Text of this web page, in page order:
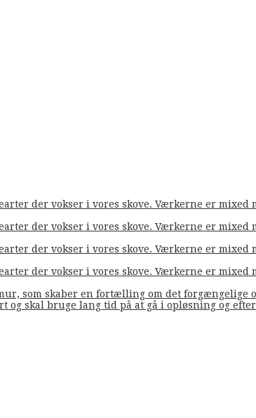
der vokser i vores skove. Værkerne er mixed
der vokser i vores skove. Værkerne er mixed
der vokser i vores skove. Værkerne er mixed
der vokser i vores skove. Værkerne er mixed
som skaber en fortælling om det forgængelige
skal bruge lang tid på at gå i opløsning og